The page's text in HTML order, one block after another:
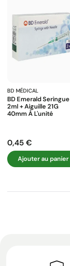
BD MÉDICAL
BD Emerald Seringue
2ml + Aiguille 21G
40mm À L'unité
Prix
0,45 €
Ajouter au panier